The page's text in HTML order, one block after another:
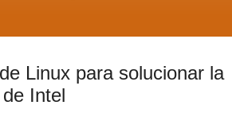
Linux para solucionar la
Intel